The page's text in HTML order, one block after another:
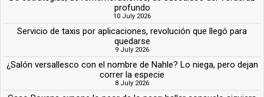
profundo
10 July 2026
Servicio de taxis por aplicaciones, revolución que llegó para
quedarse
9 July 2026
¿Salón versallesco con el nombre de Nahle? Lo niega, pero dejan
correr la especie
8 July 2026